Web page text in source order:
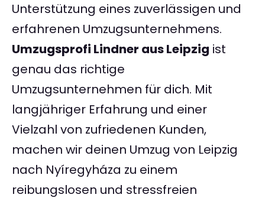
Unterstützung eines zuverlässigen und
erfahrenen Umzugsunternehmens.
Umzugsprofi Lindner aus Leipzig ist
genau das richtige
Umzugsunternehmen für dich. Mit
langjähriger Erfahrung und einer
Vielzahl von zufriedenen Kunden,
machen wir deinen Umzug von Leipzig
nach Nyíregyháza zu einem
reibungslosen und stressfreien